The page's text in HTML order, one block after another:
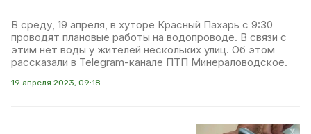
В среду, 19 апреля, в хуторе Красный Пахарь с 9:30
проводят плановые работы на водопроводе. В связи с
этим нет воды у жителей нескольких улиц. Об этом
рассказали в Telegram-канале ПТП Минераловодское.
19 апреля 2023, 09:18